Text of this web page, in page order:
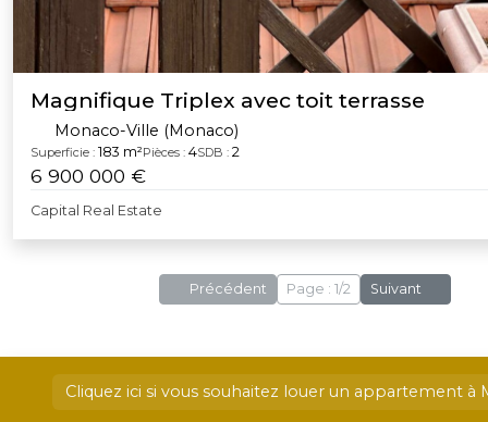
Magnifique Triplex avec toit terrasse
Monaco-Ville (Monaco)
Superficie : 183 m²Pièces : 4SDB : 2
6 900 000 €
Capital Real Estate
Précédent Page : 1/2 Suivant
Cliquez ici si vous souhaitez louer un appartement à